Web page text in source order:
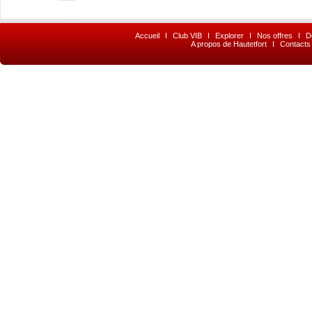
Accueil I Club VIB I Explorer I Nos offres I
A propos de Hautetfort
I Contacts